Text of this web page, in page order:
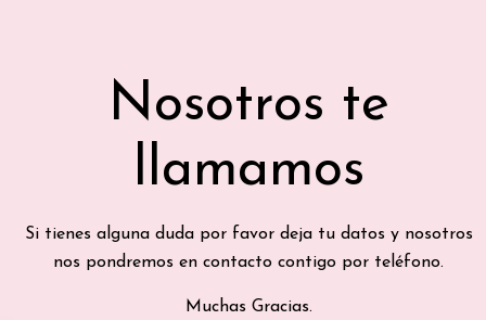
Nosotros te
llamamos
Si tienes alguna duda por favor deja tu datos y nosotros
nos pondremos en contacto contigo por teléfono.
Muchas Gracias.